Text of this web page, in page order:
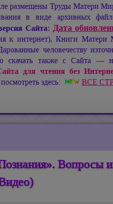
размещены Труды Матери
в виде архивных
Сайта: Дата
к интернет), Книги
человечеству
также с Сайта —
для чтения без
здесь:
ВСЕ
Вопросы